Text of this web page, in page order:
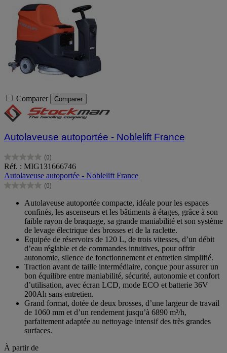
Comparer Comparer
Autolaveuse autoportée - Noblelift France
(0)
0.0
sur
5
étoiles.
Réf. : MIG131666746
Autolaveuse autoportée - Noblelift France
(0)
0.0
étoiles.
Autolaveuse autoportée compacte, idéale pour les espaces
confinés, les ascenseurs et les bâtiments à étages, grâce à son
faible rayon de braquage, sa grande maniabilité et son système
de levage électrique des brosses et de la raclette.
Equipée de réservoirs de 120 L, de trois vitesses, d’un débit
d’eau réglable et de commandes intuitives, pour offrir
autonomie, silence de fonctionnement et entretien simplifié.
Traction avant de taille intermédiaire, conçue pour assurer un
bon équilibre entre maniabilité, sécurité, autonomie et confort
d’utilisation, avec écran LCD, mode ECO et batterie 36V
200Ah sans entretien.
Grand format, dotée de deux brosses, d’une largeur de travail
de 1060 mm et d’un rendement jusqu’à 6890 m²/h,
parfaitement adaptée au nettoyage intensif des très grandes
surfaces.
À partir de